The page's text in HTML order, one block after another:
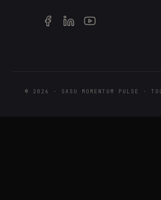
© 2026 · SASU MOMENTUM PULSE ·